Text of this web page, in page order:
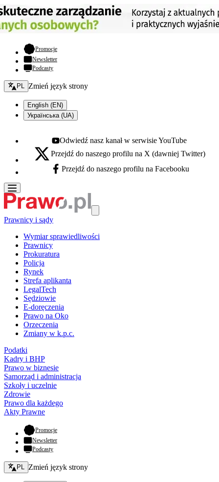
Promocje- otwiera się w nowej karcie
Newsletter
Podcasty
Zmień język - bieżący:
PL Zmień język strony
English (EN)
Українська (UA)
Youtube - otwiera się w nowej karcie
Odwiedź nasz kanał w serwisie YouTube
X - otwiera się w nowej karcie
Przejdź do naszego profilu na X (dawniej Twitter)
Facebook - otwiera się w nowej karcie
Przejdź do naszego profilu na Facebooku
Prawnicy i sądy
Wymiar sprawiedliwości
Prawnicy
Prokuratura
Policja
Rynek
Strefa aplikanta
LegalTech
Sędziowie
E-doręczenia
Prawo na Oko
Orzeczenia
Zmiany w k.p.c.
Podatki
Kadry i BHP
Prawo w biznesie
Samorząd i administracja
Szkoły i uczelnie
Zdrowie
Prawo dla każdego
Akty Prawne
Promocje- otwiera się w nowej karcie
Newsletter
Podcasty
Zmień język - bieżący:
PL Zmień język strony